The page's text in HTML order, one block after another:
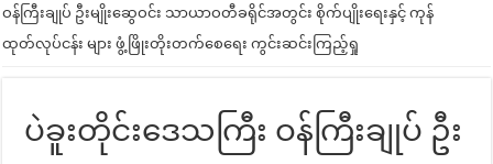
ဝန်ကြီးချုပ် ဦးမျိုးဆွေဝင်း သာယာဝတီခရိုင်အတွင်း စိုက်ပျိုးရေးနှင့် ကုန်
ထုတ်လုပ်ငန်း များ ဖွံ့ဖြိုးတိုးတက်စေရေး ကွင်းဆင်းကြည့်ရှု
ပဲခူးတိုင်းဒေသကြီး ဝန်ကြီးချုပ် ဦး